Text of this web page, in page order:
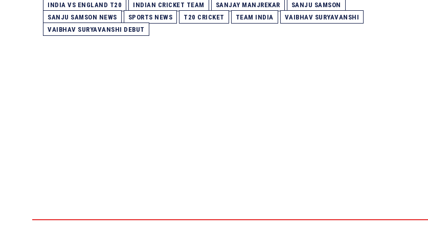
INDIA VS ENGLAND T20
INDIAN CRICKET TEAM SANJAY MANJREKAR
SANJU SAMSON
SANJU SAMSON NEWS
SPORTS NEWS T20 CRICKET TEAM INDIA
VAIBHAV SURYAVANSHI
VAIBHAV SURYAVANSHI DEBUT